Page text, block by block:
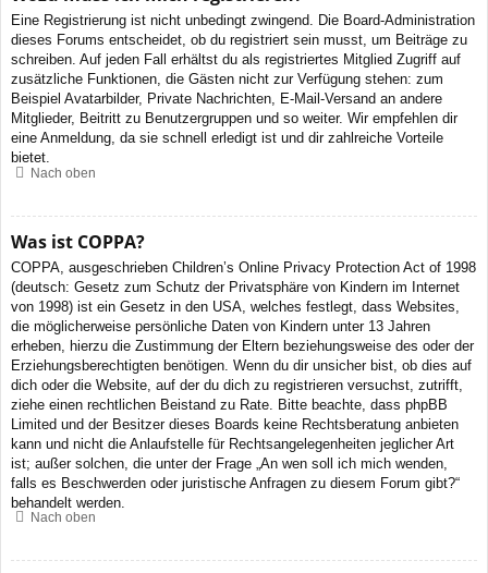
Eine Registrierung ist nicht unbedingt zwingend. Die Board-Administration
dieses Forums entscheidet, ob du registriert sein musst, um Beiträge zu
schreiben. Auf jeden Fall erhältst du als registriertes Mitglied Zugriff auf
zusätzliche Funktionen, die Gästen nicht zur Verfügung stehen: zum
Beispiel Avatarbilder, Private Nachrichten, E-Mail-Versand an andere
Mitglieder, Beitritt zu Benutzergruppen und so weiter. Wir empfehlen dir
eine Anmeldung, da sie schnell erledigt ist und dir zahlreiche Vorteile
bietet.
Nach oben
Was ist COPPA?
COPPA, ausgeschrieben Children’s Online Privacy Protection Act of 1998
(deutsch: Gesetz zum Schutz der Privatsphäre von Kindern im Internet
von 1998) ist ein Gesetz in den USA, welches festlegt, dass Websites,
die möglicherweise persönliche Daten von Kindern unter 13 Jahren
erheben, hierzu die Zustimmung der Eltern beziehungsweise des oder der
Erziehungsberechtigten benötigen. Wenn du dir unsicher bist, ob dies auf
dich oder die Website, auf der du dich zu registrieren versuchst, zutrifft,
ziehe einen rechtlichen Beistand zu Rate. Bitte beachte, dass phpBB
Limited und der Besitzer dieses Boards keine Rechtsberatung anbieten
kann und nicht die Anlaufstelle für Rechtsangelegenheiten jeglicher Art
ist; außer solchen, die unter der Frage „An wen soll ich mich wenden,
falls es Beschwerden oder juristische Anfragen zu diesem Forum gibt?“
behandelt werden.
Nach oben